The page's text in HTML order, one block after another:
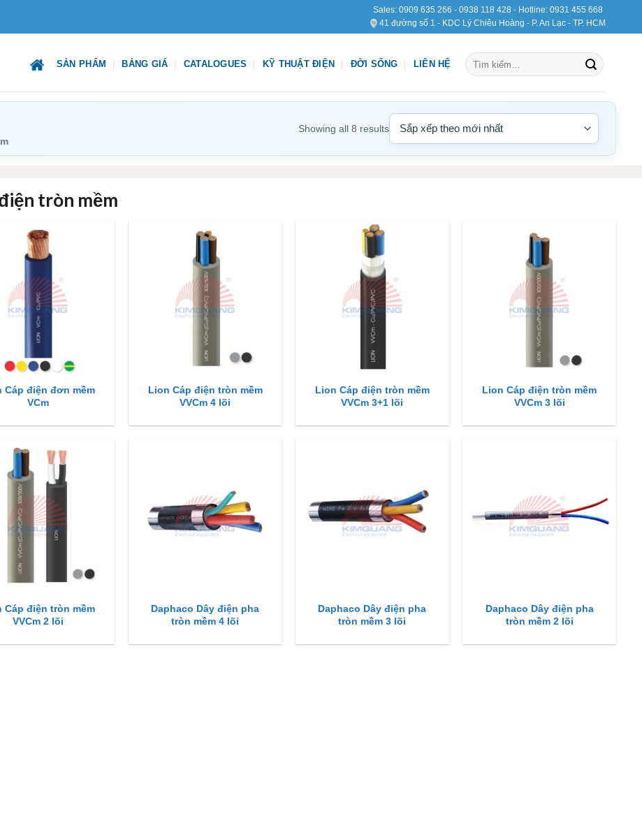
Sales: 0909 635 266 - 0938 118 428 - Hotline: 0931 455 668
41 đường số 1 - KDC Lý Chiêu Hoàng - P. An Lạc - TP. HCM
SẢN PHẨM BẢNG GIÁ CATALOGUES KỸ THUẬT ĐIỆN ĐỜI SỐNG LIÊN HỆ
Tìm
kiếm:
Showing all 8 results
tròn mềm
Cáp điện đơn mềm
VCm
Lion Cáp điện tròn mềm
VVCm 4 lõi
Lion Cáp điện tròn mềm
VVCm 3+1 lõi
Lion Cáp điện tròn mềm
VVCm 3 lõi
Cáp điện tròn mềm
VVCm 2 lõi
Daphaco Dây điện pha
tròn mềm 4 lõi
Daphaco Dây điện pha
tròn mềm 3 lõi
Daphaco Dây điện pha
tròn mềm 2 lõi